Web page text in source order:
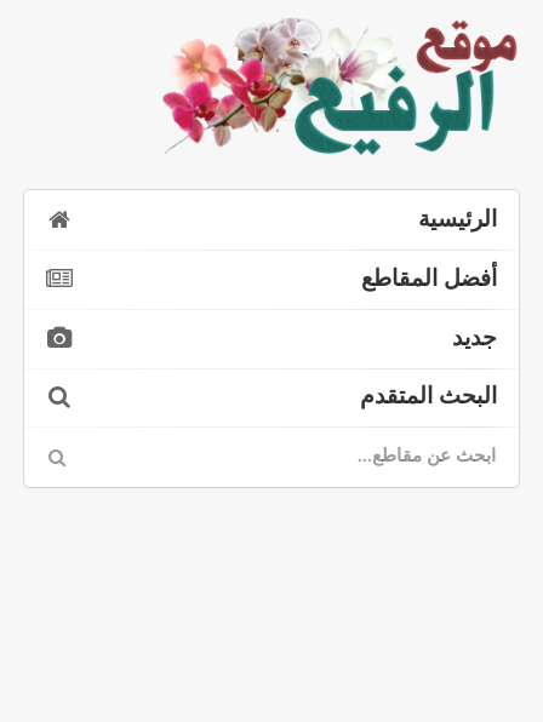
الرئيسية
أفضل المقاطع
جديد
البحث المتقدم